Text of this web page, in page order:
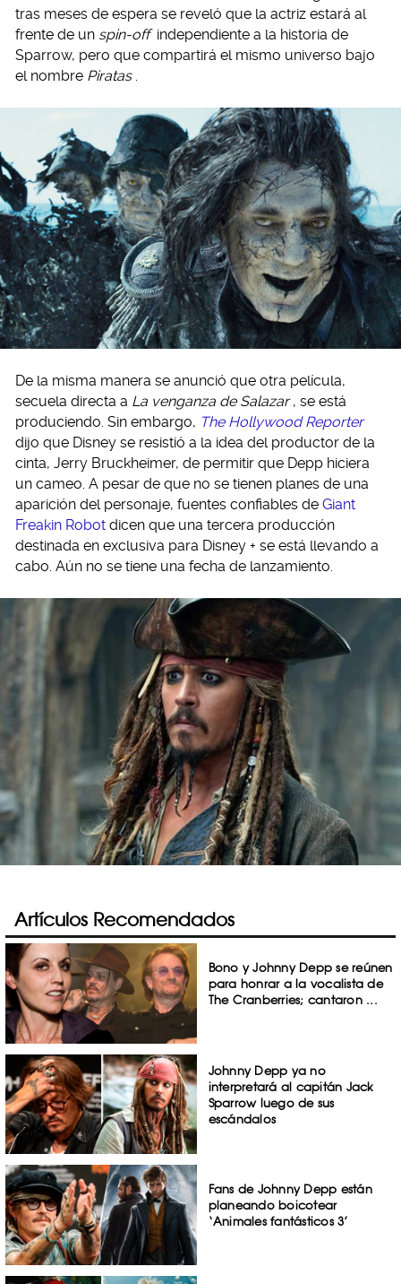
tras meses de espera se reveló que la actriz estará al
frente de un spin-offindependiente a la historia de
Sparrow, pero que compartirá el mismo universo bajo
el nombre Piratas .
De la misma manera se anunció que otra película,
secuela directa a La venganza de Salazar , se está
produciendo. Sin embargo, The Hollywood Reporter
dijo que Disney se resistió a la idea del productor de la
cinta, Jerry Bruckheimer, de permitir que Depp hiciera
un cameo. A pesar de que no se tienen planes de una
aparición del personaje, fuentes confiables de Giant
Freakin Robot dicen que una tercera producción
destinada en exclusiva para Disney + se está llevando a
cabo. Aún no se tiene una fecha de lanzamiento.
Artículos Recomendados
Bono y Johnny Depp se reúnen
para honrar a la vocalista de
The Cranberries; cantaron ...
Johnny Depp ya no
interpretará al capitán Jack
Sparrow luego de sus
escándalos
Fans de Johnny Depp están
planeando boicotear
‘Animales fantásticos 3’